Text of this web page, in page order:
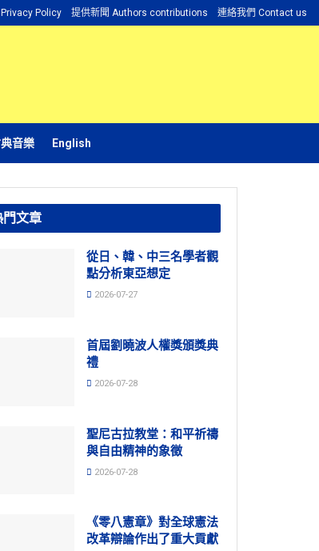
Policy 提供新聞 Authors contributions 連絡我們 Contact us
音樂 English
門文章
從日、韓、中三名學者觀
點分析東亞想定
2026-07-27
首屆劉曉波人權獎頒獎典
禮
2026-07-28
聖尼古拉教堂：和平祈禱
與自由精神的象徵
2026-07-28
《零八憲章》對全球憲法
改革辯論作出了重大貢獻